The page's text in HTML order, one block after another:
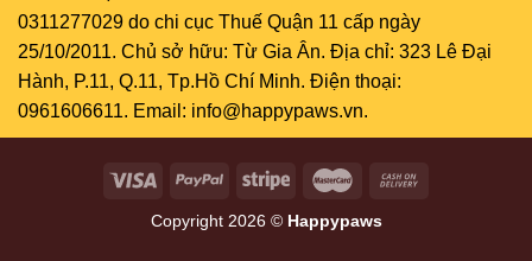
0311277029 do chi cục Thuế Quận 11 cấp ngày
25/10/2011. Chủ sở hữu: Từ Gia Ân. Địa chỉ: 323 Lê Đại
Hành, P.11, Q.11, Tp.Hồ Chí Minh. Điện thoại:
0961606611. Email: info@happypaws.vn.
Copyright 2026 © Happypaws